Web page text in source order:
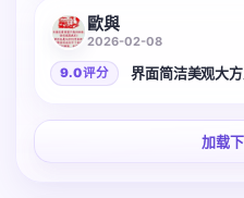
歐與
2026-02-08
9.0 评分 界面简洁美观大
加载